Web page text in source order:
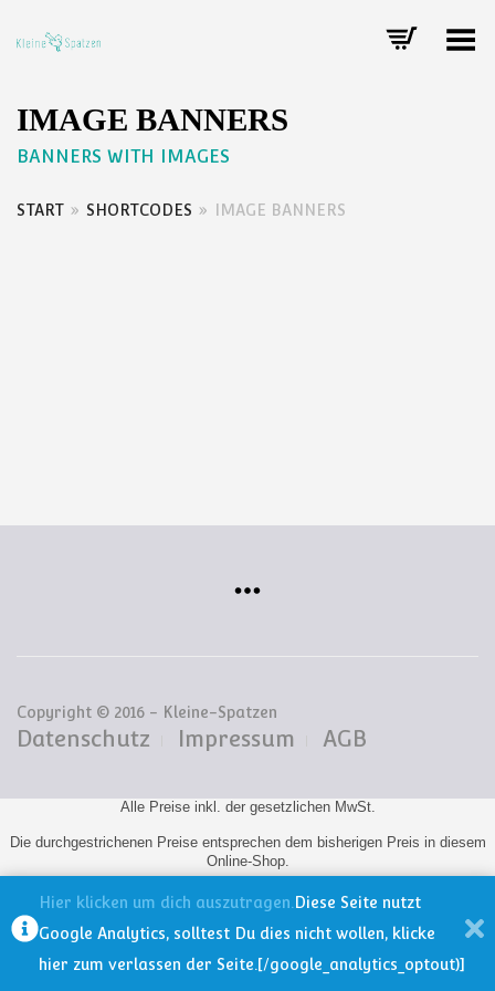
Toggle Menu
IMAGE BANNERS
BANNERS WITH IMAGES
START » SHORTCODES » IMAGE BANNERS
Copyright © 2016 - Kleine-Spatzen
Datenschutz Impressum AGB
Alle Preise inkl. der gesetzlichen MwSt.
Die durchgestrichenen Preise entsprechen dem bisherigen Preis in diesem
Online-Shop.
Hier klicken um dich auszutragen. Diese Seite nutzt
Google Analytics, solltest Du dies nicht wollen, klicke
hier zum verlassen der Seite.[/google_analytics_optout)]